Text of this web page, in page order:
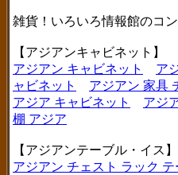
雑貨！いろいろ情報館のコ
【アジアンキャビネット】
アジアン キャビネット
ア
ャビネット
アジアン 家具
アジア キャビネット
アジ
棚 アジア
【アジアンテーブル・イス】
アジアン チェスト ラック テ